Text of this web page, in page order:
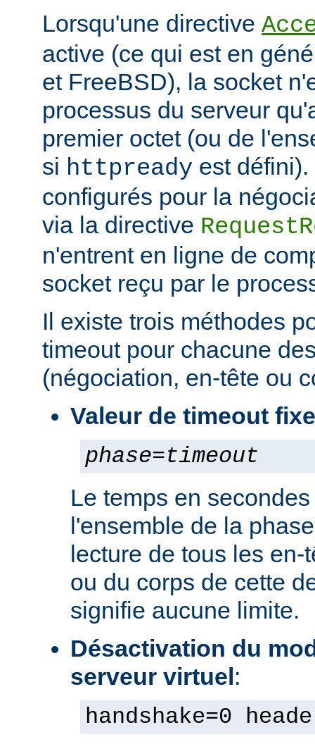
Lorsqu'une directive
active (ce qui est en
et FreeBSD), la socket
processus du serveur
premier octet (ou de
si httpready est
configurés pour la
via la directive
n'entrent en ligne de
socket reçu par le
Il existe trois méthodes
timeout pour chacune
(négociation, en-tête ou
Valeur de timeout fixe
phase=timeout
Le temps en
l'ensemble de la
lecture de tous les en-
ou du corps de cette
signifie aucune limite.
Désactivation du
serveur virtuel:
handshake=0